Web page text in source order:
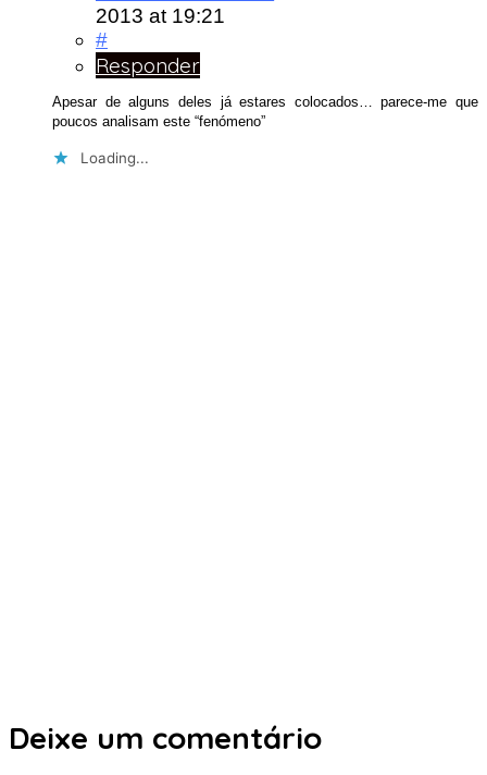
2013 at 19:21
#
Responder
Apesar de alguns deles já estares colocados… parece-me que
poucos analisam este “fenómeno”
Loading...
Deixe um comentário